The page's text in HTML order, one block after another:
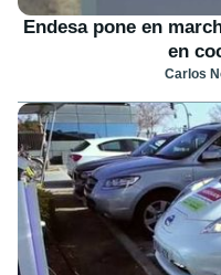
Endesa pone en
en
Carlos